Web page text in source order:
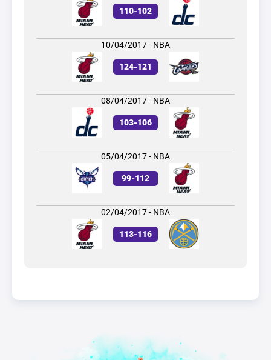
110-102
10/04/2017 - NBA
124-121
08/04/2017 - NBA
103-106
05/04/2017 - NBA
99-112
02/04/2017 - NBA
113-116